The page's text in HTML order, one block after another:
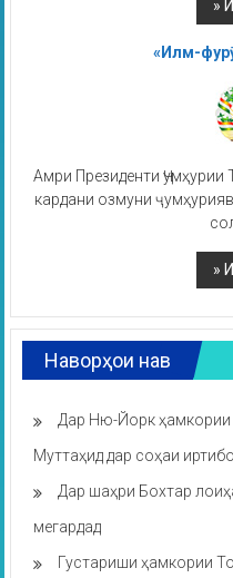
«Илм-
Амри Президенти
кардани озмуни
Наворҳои нав
Дар Ню-Йорк
Муттаҳид дар соҳаи
Дар шаҳри Бохтар
мегардад
Густариши ҳамкории